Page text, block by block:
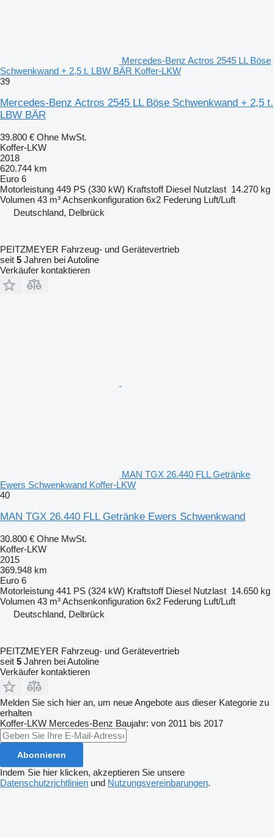
Mercedes-Benz Actros 2545 LL Böse
Schwenkwand + 2,5 t. LBW BÄR Koffer-LKW
39
Mercedes-Benz Actros 2545 LL Böse Schwenkwand + 2,5 t.
LBW BÄR
39.800 € Ohne MwSt.
Koffer-LKW
2018
620.744 km
Euro 6
Motorleistung 449 PS (330 kW) Kraftstoff Diesel Nutzlast 14.270 kg
Volumen 43 m³Achsenkonfiguration 6x2 Federung Luft/Luft
Deutschland, Delbrück
PEITZMEYER Fahrzeug- und Gerätevertrieb
seit 5 Jahren bei Autoline
Verkäufer kontaktieren
MAN TGX 26.440 FLL Getränke
Ewers Schwenkwand Koffer-LKW
40
MAN TGX 26.440 FLL Getränke Ewers Schwenkwand
30.800 € Ohne MwSt.
Koffer-LKW
2015
369.948 km
Euro 6
Motorleistung 441 PS (324 kW) Kraftstoff Diesel Nutzlast 14.650 kg
Volumen 43 m³Achsenkonfiguration 6x2 Federung Luft/Luft
Deutschland, Delbrück
PEITZMEYER Fahrzeug- und Gerätevertrieb
seit 5 Jahren bei Autoline
Verkäufer kontaktieren
Melden Sie sich hier an, um neue Angebote aus dieser Kategorie zu
erhalten
Koffer-LKW Mercedes-Benz Baujahr: von 2011 bis 2017
Abonnieren
Indem Sie hier klicken, akzeptieren Sie unsere
Datenschutzrichtlinien und Nutzungsvereinbarungen.